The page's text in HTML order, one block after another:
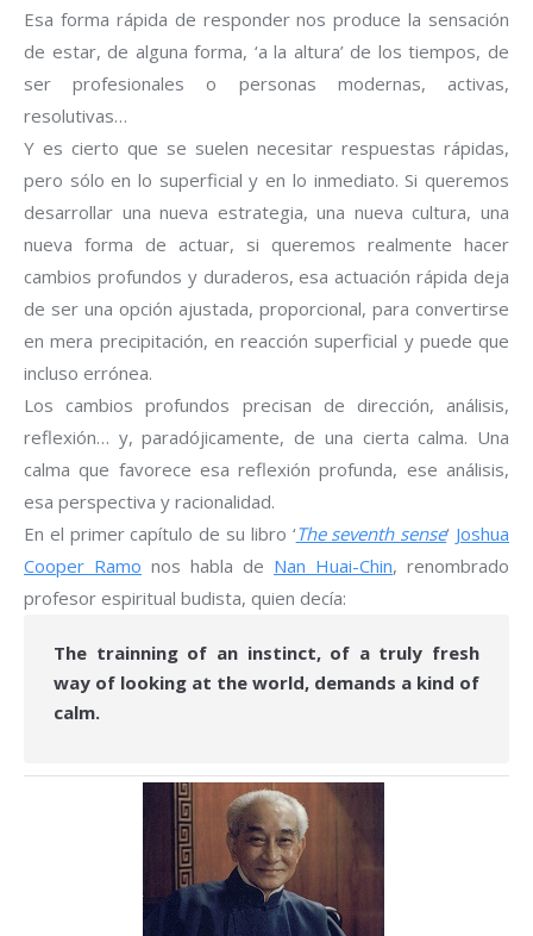
Esa forma rápida de responder nos produce la sensación
de estar, de alguna forma, ‘a la altura’ de los tiempos, de
ser profesionales o personas modernas, activas,
resolutivas…
Y es cierto que se suelen necesitar respuestas rápidas,
pero sólo en lo superficial y en lo inmediato. Si queremos
desarrollar una nueva estrategia, una nueva cultura, una
nueva forma de actuar, si queremos realmente hacer
cambios profundos y duraderos, esa actuación rápida deja
de ser una opción ajustada, proporcional, para convertirse
en mera precipitación, en reacción superficial y puede que
incluso errónea.
Los cambios profundos precisan de dirección, análisis,
reflexión… y, paradójicamente, de una cierta calma. Una
calma que favorece esa reflexión profunda, ese análisis,
esa perspectiva y racionalidad.
En el primer capítulo de su libro ‘The seventh sense‘ Joshua
Cooper Ramo nos habla de Nan Huai-Chin, renombrado
profesor espiritual budista, quien decía:
The trainning of an instinct, of a truly fresh
way of looking at the world, demands a kind of
calm.